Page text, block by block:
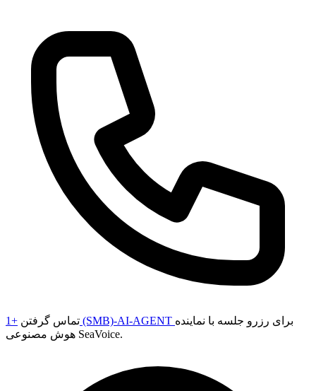
تماس گرفتن +1 (SMB)-AI-AGENT برای رزرو جلسه با نماینده
هوش مصنوعی SeaVoice.